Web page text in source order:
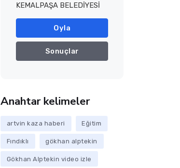
KEMALPAŞA BELEDİYESİ
Oyla
Sonuçlar
Anahtar kelimeler
artvin kaza haberi Eğitim
Fındıklı gökhan alptekin
Gökhan Alptekin video izle